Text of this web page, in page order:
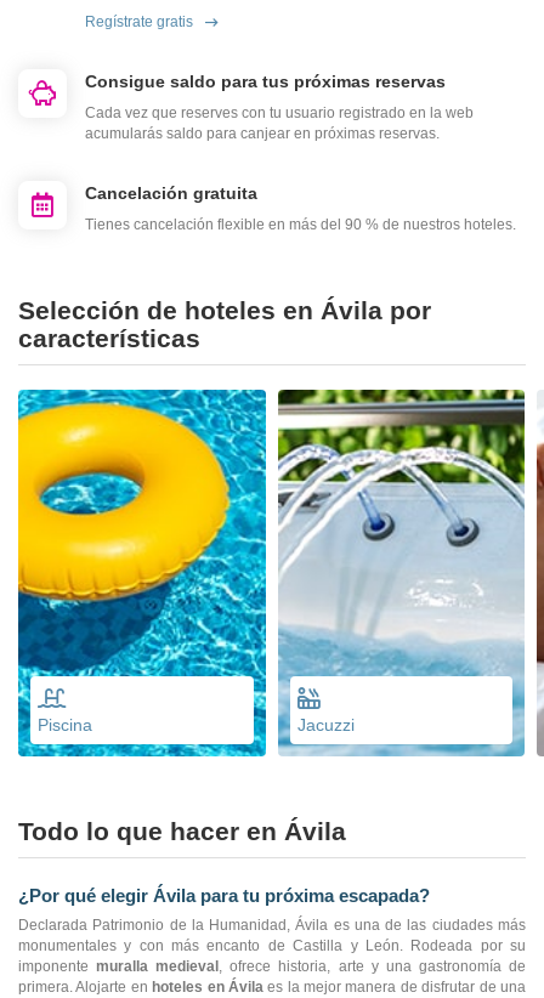
Regístrate gratis
Consigue saldo para tus próximas reservas
Cada vez que reserves con tu usuario registrado en la web
acumularás saldo para canjear en próximas reservas.
Cancelación gratuita
Tienes cancelación flexible en más del 90 % de nuestros hoteles.
Selección de hoteles en Ávila por
características
Piscina Jacuzzi
Todo lo que hacer en Ávila
¿Por qué elegir Ávila para tu próxima escapada?
Declarada Patrimonio de la Humanidad, Ávila es una de las ciudades más
monumentales y con más encanto de Castilla y León. Rodeada por su
imponentemuralla medieval , ofrece historia, arte y una gastronomía de
primera. Alojarte en hoteles en Ávilaes la mejor manera de disfrutar de una